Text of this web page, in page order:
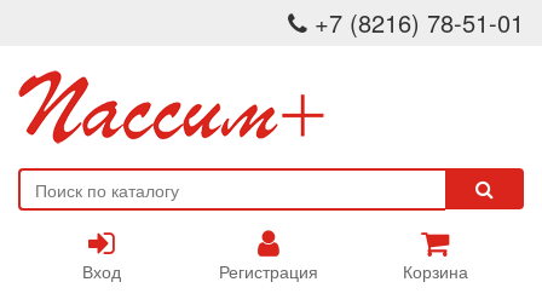
+7 (8216) 78-51-01
Вход Регистрация Корзина